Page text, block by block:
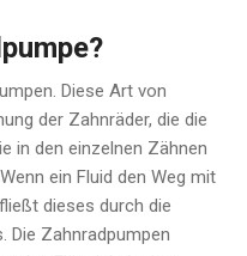
Diese Art von
der Zahnräder, die die
in den einzelnen Zähnen
ein Fluid den Weg mit
dieses durch die
Die Zahnradpumpen